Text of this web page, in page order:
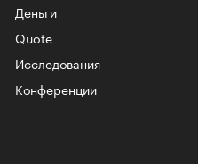
Деньги
Quote
Исследования
Конференции